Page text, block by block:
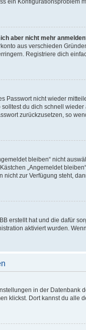
aber nicht mehr
aus verschieden
Registriere dich
Passwort nicht wieder
du dich schnell wieder
zurückzusetzen, so
bleiben“ nicht
„Angemeldet
zur Verfügung steht,
erstellt hat und die dafür
aktiviert wurden.
in der Datenbank
klickst. Dort kannst du alle